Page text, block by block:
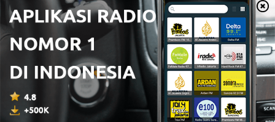
131 Brat Filip - Charitatívna misia vo Fiľakove
12 Nov 2025
130 - CISÁR JE NAHÝ! Ostrá kritika Druckerovej
reformy školstva
26 Sep 2025
129 - Reforma školstva je len o PENIAZOCH! - Brat Filip
a Ján Horecký
02 Sep 2025